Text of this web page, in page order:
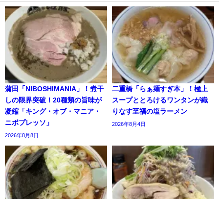
蒲田「NIBOSHIMANIA」！煮干
しの限界突破！20種類の旨味が
凝縮「キング・オブ・マニア・
ニボプレッソ」
2026年8月8日
二重橋「らぁ麺すぎ本」！極上
スープととろけるワンタンが織
りなす至福の塩ラーメン
2026年8月4日